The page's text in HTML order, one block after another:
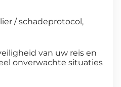
/ schadeprotocol,
van uw reis en
onverwachte situaties